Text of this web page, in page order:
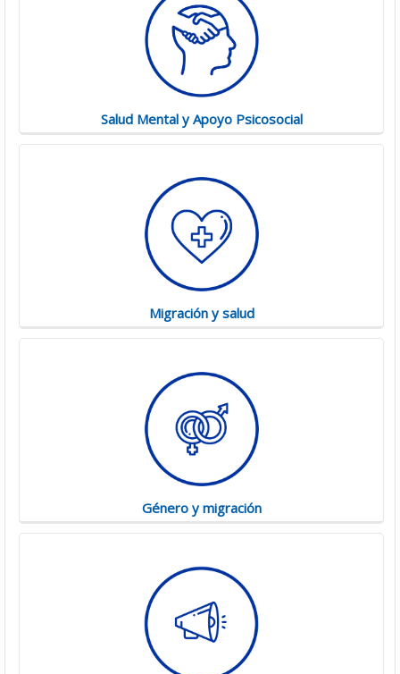
Salud Mental y Apoyo Psicosocial
Migración y salud
Género y migración